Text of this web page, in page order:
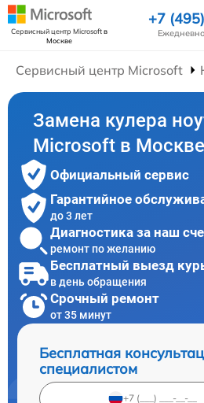
Сервисный центр Microsoftв
Москве
+7
Сервисный центр Microsoft
Замена кулера
Microsoft в Москве
Официальный сервис
Гарантийное
до 3 лет
Диагностика за наш
ремонт по желанию
Бесплатный выезд
в день обращения
Срочный ремонт
от 35 минут
Бесплатная
специалистом